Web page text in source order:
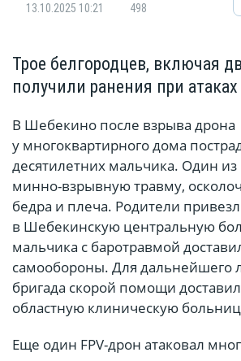
13.10.2025 10:21
498
Трое белгородцев, включая
получили ранения при
В Шебекино после взрыва дрона
у многоквартирного дома
десятилетних мальчика. Один
минно-взрывную травму,
бедра и плеча. Родители
в Шебекинскую центральную
мальчика с баротравмой
самообороны. Для дальнейшего
бригада скорой помощи
областную клиническую
Еще один FPV-дрон атаковал